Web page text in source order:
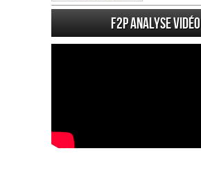
F2P Analyse vidéo